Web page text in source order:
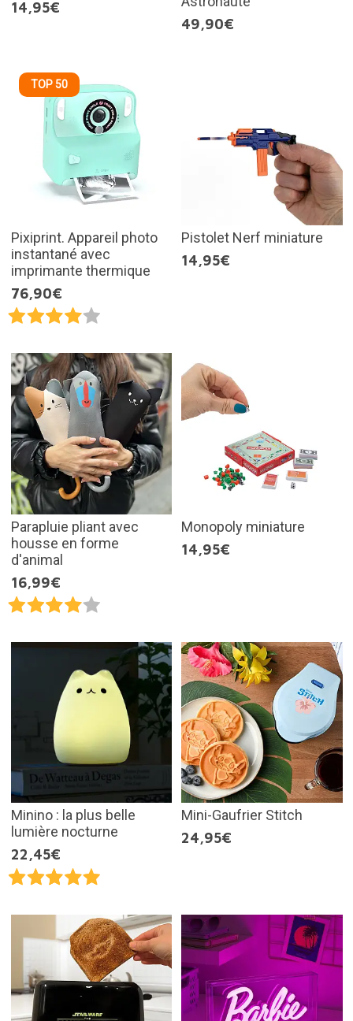
14,95€
49,90€
TOP 50
Pixiprint. Appareil photo
instantané avec
imprimante thermique
76,90€
Pistolet Nerf miniature
14,95€
Parapluie pliant avec
housse en forme
d'animal
16,99€
Monopoly miniature
14,95€
Minino : la plus belle
lumière nocturne
22,45€
Mini-Gaufrier Stitch
24,95€